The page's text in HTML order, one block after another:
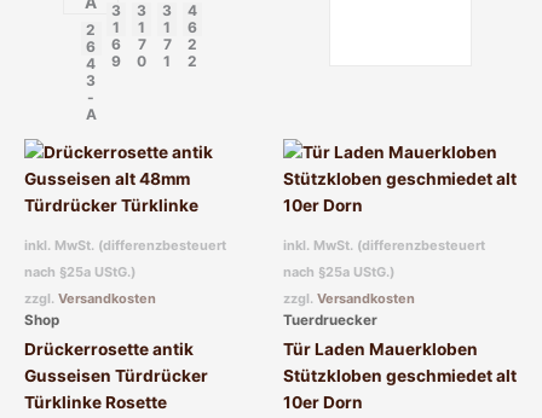
2
6
4
3
-
A
3
1
6
9
3
1
7
0
3
1
7
1
4
6
2
2
inkl. MwSt. (differenzbesteuert
nach §25a UStG.)
zzgl. Versandkosten
Shop
Drückerrosette antik
Gusseisen Türdrücker
Türklinke Rosette
Dieses
Produkt
weist
Varianten
Die
inkl. MwSt. (differenzbesteuert
nach §25a UStG.)
zzgl. Versandkosten
Tuerdruecker
Tür Laden Mauerkloben
Stützkloben geschmiedet alt
10er Dorn